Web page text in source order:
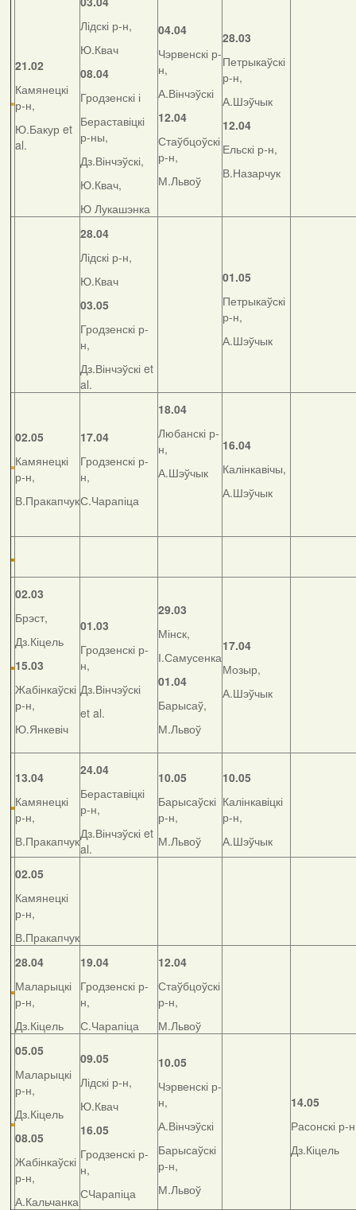
21.02
Камянецкі
р-н,
Ю.Бакур et
al.
Лідскі р-н,
Ю.Квач
08.04
Гродзенскі і
Бераставіцкі
р-ны,
Дз.Вінчэўскі,
Ю.Квач,
Ю Лукашэнка
04.04
Чэрвенскі р-
н,
А.Вінчэўскі
12.04
Стаўбцоўскі
р-н,
М.Львоў
28.03
Петрыкаўскі
р-н,
А.Шэўчык
12.04
Ельскі р-н,
В.Назарчук
28.04
Лідскі р-н,
Ю.Квач
03.05
Гродзенскі р-
н,
Дз.Вінчэўскі et
al.
01.05
Петрыкаўскі
р-н,
А.Шэўчык
02.05
Камянецкі
р-н,
В.Пракапчук
17.04
Гродзенскі р-
н,
С.Чарапіца
18.04
Любанскі р-
н,
А.Шэўчык
16.04
Калінкавічы,
А.Шэўчык
02.03
Брэст,
Дз.Кіцель
15.03
Жабінкаўскі
р-н,
Ю.Янкевіч
01.03
Гродзенскі р-
н,
Дз.Вінчэўскі
et al.
29.03
Мінск,
І.Самусенка
01.04
Барысаў,
М.Львоў
17.04
Мозыр,
А.Шэўчык
13.04
Камянецкі
р-н,
В.Пракапчук
24.04
Бераставіцкі
р-н,
Дз.Вінчэўскі et
al.
10.05
Барысаўскі
р-н,
М.Львоў
10.05
Калінкавіцкі
р-н,
А.Шэўчык
02.05
Камянецкі
р-н,
В.Пракапчук
28.04
Маларыцкі
р-н,
Дз.Кіцель
19.04
Гродзенскі р-
н,
С.Чарапіца
12.04
Стаўбцоўскі
р-н,
М.Львоў
05.05
Маларыцкі
р-н,
Дз.Кіцель
08.05
Жабінкаўскі
р-н,
А.Кальчанка
09.05
Лідскі р-н,
Ю.Квач
16.05
Гродзенскі р-
н,
СЧарапіца
10.05
Чэрвенскі р-
н,
А.Вінчэўскі
Барысаўскі
р-н,
М.Львоў
14.05
Расонскі р-
Дз.Кіцель